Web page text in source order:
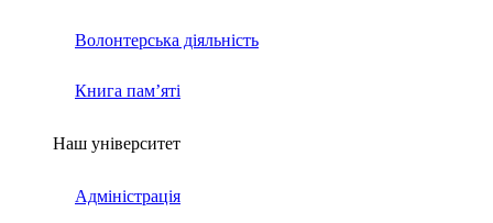
Волонтерська діяльність
Книга пам’яті
Наш університет
Адміністрація